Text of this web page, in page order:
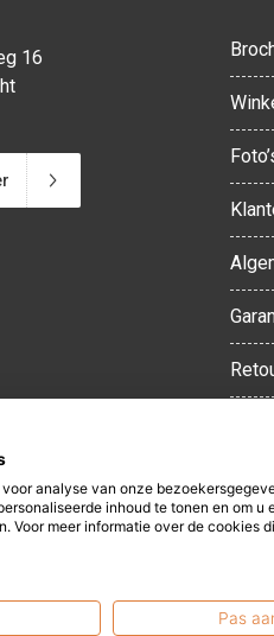
16
analyse van onze
inhoud te tonen en om u
Voor meer informatie over de cookies
Pas